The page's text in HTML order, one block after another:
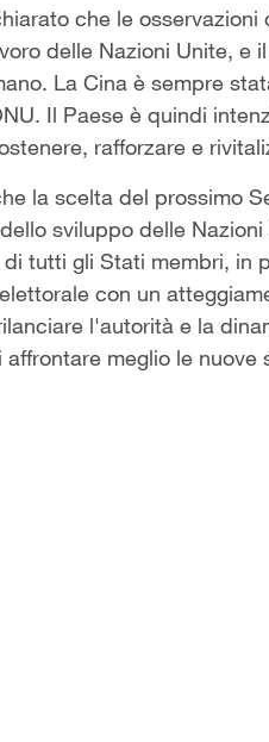
che le
delle Nazioni Unite, e
La Cina è sempre
Il Paese è quindi
rafforzare e
la scelta del prossimo
sviluppo delle
tutti gli Stati membri, in
con un
l'autorità e la
meglio le nuove